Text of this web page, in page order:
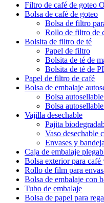
Filtro de café de goteo
Bolsa de café de goteo
Bolsa de filtro
Rollo de filtro de
Bolsita de filtro de té
Papel de filtro
Bolsita de té de
Bolsita de té de
Papel de filtro de café
Bolsa de embalaje
Bolsa
Bolsa
Vajilla desechable
Pajita
Vaso desechable
Envases y
Caja de embalaje
Bolsa exterior para café
Rollo de film para
Bolsa de embalaje con
Tubo de embalaje
Bolsa de papel para